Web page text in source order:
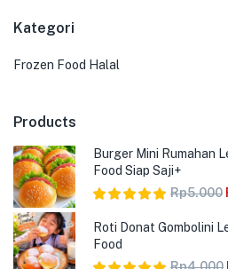
Kategori
Frozen Food Halal
Products
Burger Mini Rumahan
Food Siap Saji+
dari 5
Rp5.000
Roti Donat Gombolini
Food
Rp4.000